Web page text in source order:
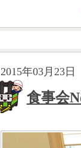
2015年03月23日
食事会